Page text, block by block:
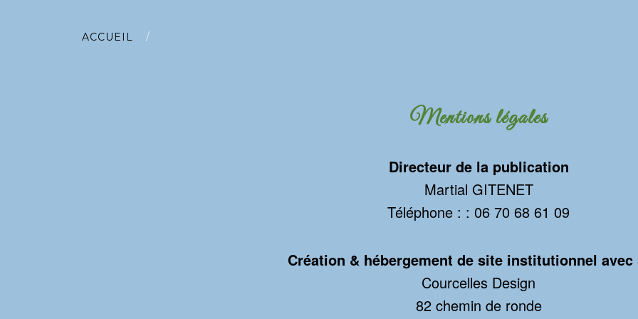
ACCUEIL /
Mentions légales
Directeur de la publication
Martial GITENET
Téléphone : : 06 70 68 61 09
Création & hébergement de site institutionnel avec
Courcelles Design
82 chemin de ronde